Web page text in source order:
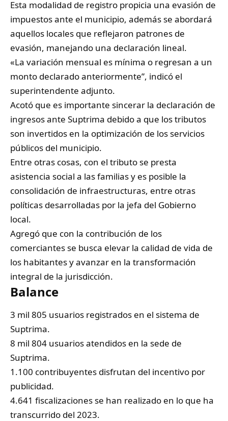
Esta modalidad de registro propicia una evasión de
impuestos ante el municipio, además se abordará
aquellos locales que reflejaron patrones de
evasión, manejando una declaración lineal.
«La variación mensual es mínima o regresan a un
monto declarado anteriormente”, indicó el
superintendente adjunto.
Acotó que es importante sincerar la declaración de
ingresos ante Suptrima debido a que los tributos
son invertidos en la optimización de los servicios
públicos del municipio.
Entre otras cosas, con el tributo se presta
asistencia social a las familias y es posible la
consolidación de infraestructuras, entre otras
políticas desarrolladas por la jefa del Gobierno
local.
Agregó que con la contribución de los
comerciantes se busca elevar la calidad de vida de
los habitantes y avanzar en la transformación
integral de la jurisdicción.
Balance
3 mil 805 usuarios registrados en el sistema de
Suptrima.
8 mil 804 usuarios atendidos en la sede de
Suptrima.
1.100 contribuyentes disfrutan del incentivo por
publicidad.
4.641 fiscalizaciones se han realizado en lo que ha
transcurrido del 2023.